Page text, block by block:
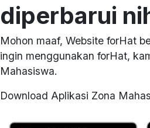
diperbarui
Mohon maaf, Website forHat
ingin menggunakan forHat,
Mahasiswa.
Download Aplikasi Zona